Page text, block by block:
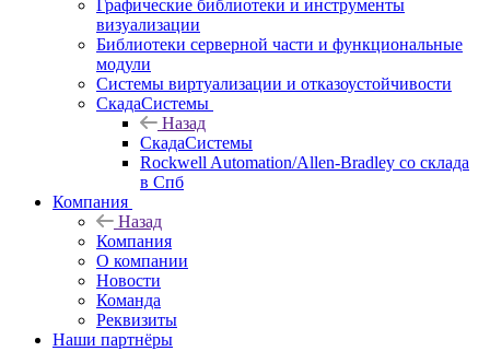
Графические библиотеки и инструменты
визуализации
Библиотеки серверной части и функциональные
модули
Системы виртуализации и отказоустойчивости
СкадаСистемы
Назад
СкадаСистемы
Rockwell Automation/Allen-Bradley со склада
в Спб
Компания
Назад
Компания
О компании
Новости
Команда
Реквизиты
Наши партнёры